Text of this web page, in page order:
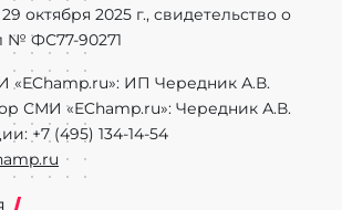
октября 2025 г., свидетельство о
№ ФС77-90271
«EChamp.ru»: ИП Чередник А.В.
СМИ «EChamp.ru»: Чередник А.В.
+7 (495) 134-14-54